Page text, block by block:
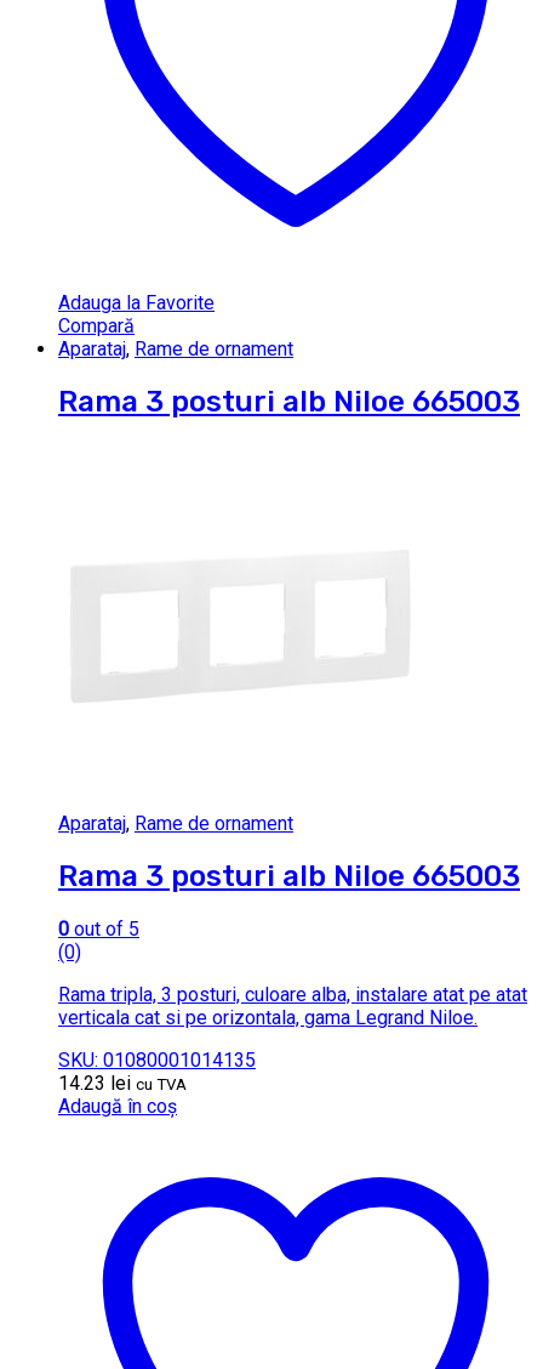
Adauga la Favorite
Compară
Aparataj, Rame de ornament
Rama 3 posturi alb Niloe 665003
Aparataj, Rame de ornament
Rama 3 posturi alb Niloe 665003
0 out of 5
(0)
Rama tripla, 3 posturi, culoare alba, instalare atat pe atat
verticala cat si pe orizontala, gama Legrand Niloe.
SKU: 01080001014135
14.23 lei cu TVA
Adaugă în coș